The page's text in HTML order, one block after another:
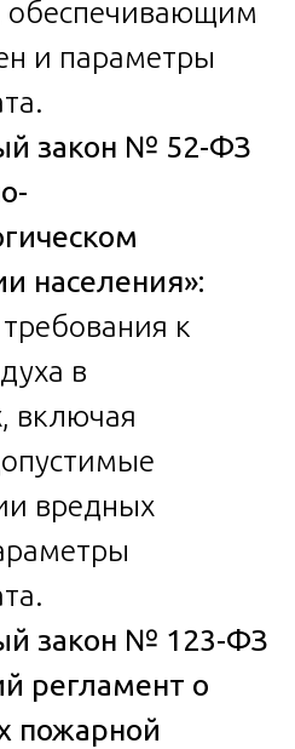
обеспечивающим
и параметры
закон № 52-ФЗ
населения»:
к
в
включая
вредных
закон № 123-ФЗ
регламент о
пожарной